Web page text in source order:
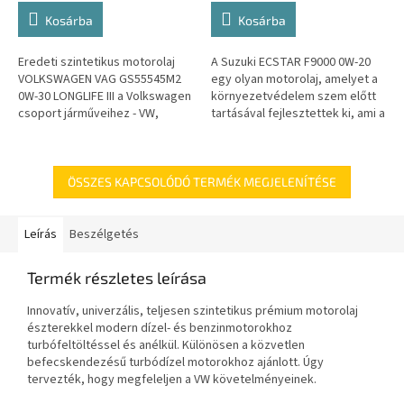
Kosárba
Eredeti szintetikus motorolaj
VOLKSWAGEN VAG GS55545M2
0W-30 LONGLIFE III a Volkswagen
csoport járműveihez - VW,
Kosárba
A Suzuki ECSTAR F9000 0W-20
egy olyan motorolaj, amelyet a
környezetvédelem szem előtt
tartásával fejlesztettek ki, ami a
ÖSSZES KAPCSOLÓDÓ TERMÉK MEGJELENÍTÉSE
Leírás Beszélgetés
Termék részletes leírása
Innovatív, univerzális, teljesen szintetikus prémium motorolaj
észterekkel modern dízel- és benzinmotorokhoz
turbófeltöltéssel és anélkül. Különösen a közvetlen
befecskendezésű turbódízel motorokhoz ajánlott. Úgy
tervezték, hogy megfeleljen a VW követelményeinek.